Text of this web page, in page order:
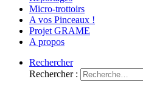
Micro-trottoirs
A vos Pinceaux !
Projet GRAME
A propos
Rechercher
Rechercher :